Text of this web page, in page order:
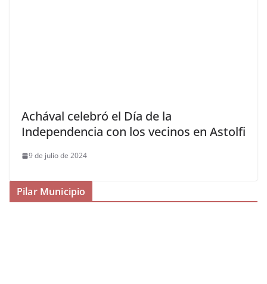
Achával celebró el Día de la
Independencia con los vecinos en Astolfi
9 de julio de 2024
Pilar Municipio